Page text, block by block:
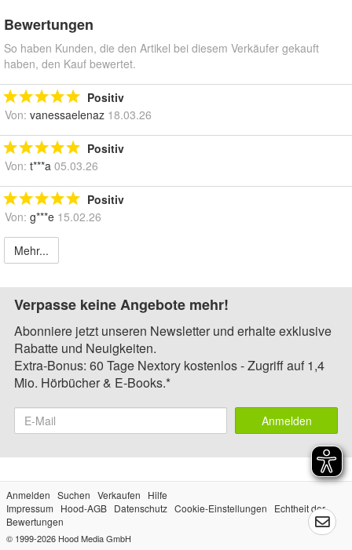
Bewertungen
So haben Kunden, die den Artikel bei diesem Verkäufer gekauft
haben, den Kauf bewertet.
Positiv
Von: vanessaelenaz 18.03.26
Positiv
Von: t***a 05.03.26
Positiv
Von: g***e 15.02.26
Mehr...
Verpasse keine Angebote mehr!
Abonniere jetzt unseren Newsletter und erhalte exklusive
Rabatte und Neuigkeiten.
Extra-Bonus: 60 Tage Nextory kostenlos - Zugriff auf 1,4
Mio. Hörbücher & E-Books.*
Anmelden
Anmelden Suchen Verkaufen
Hilfe
Impressum
Hood-AGB Datenschutz Cookie-Einstellungen
Echtheit der
Bewertungen
© 1999-2026 Hood Media GmbH